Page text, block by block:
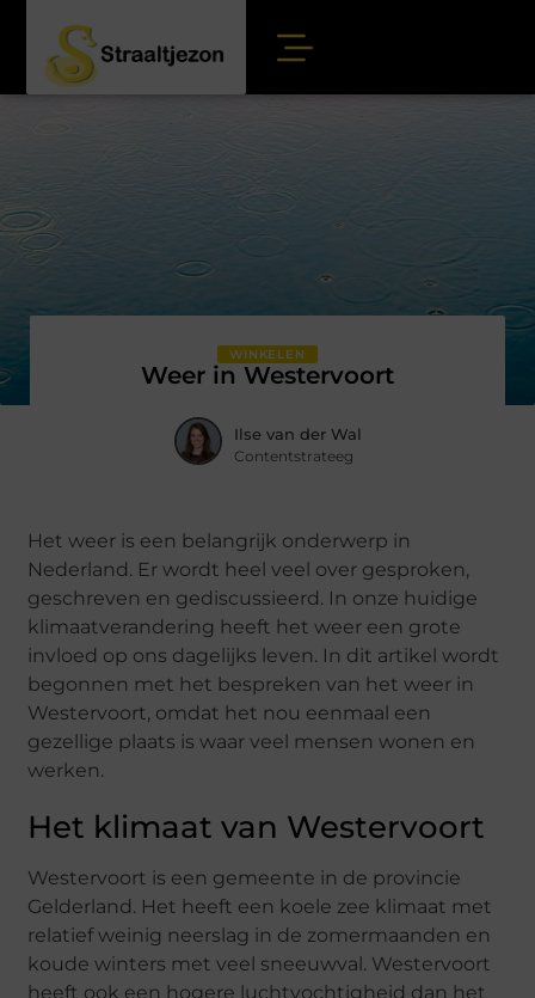
WINKELEN
Weer in Westervoort
Ilse van der Wal
Contentstrateeg
Het weer is een belangrijk onderwerp in
Nederland. Er wordt heel veel over gesproken,
geschreven en gediscussieerd. In onze huidige
klimaatverandering heeft het weer een grote
invloed op ons dagelijks leven. In dit artikel wordt
begonnen met het bespreken van het weer in
Westervoort, omdat het nou eenmaal een
gezellige plaats is waar veel mensen wonen en
werken.
Het klimaat van Westervoort
Westervoort is een gemeente in de provincie
Gelderland. Het heeft een koele zee klimaat met
relatief weinig neerslag in de zomermaanden en
koude winters met veel sneeuwval. Westervoort
heeft ook een hogere luchtvochtigheid dan het